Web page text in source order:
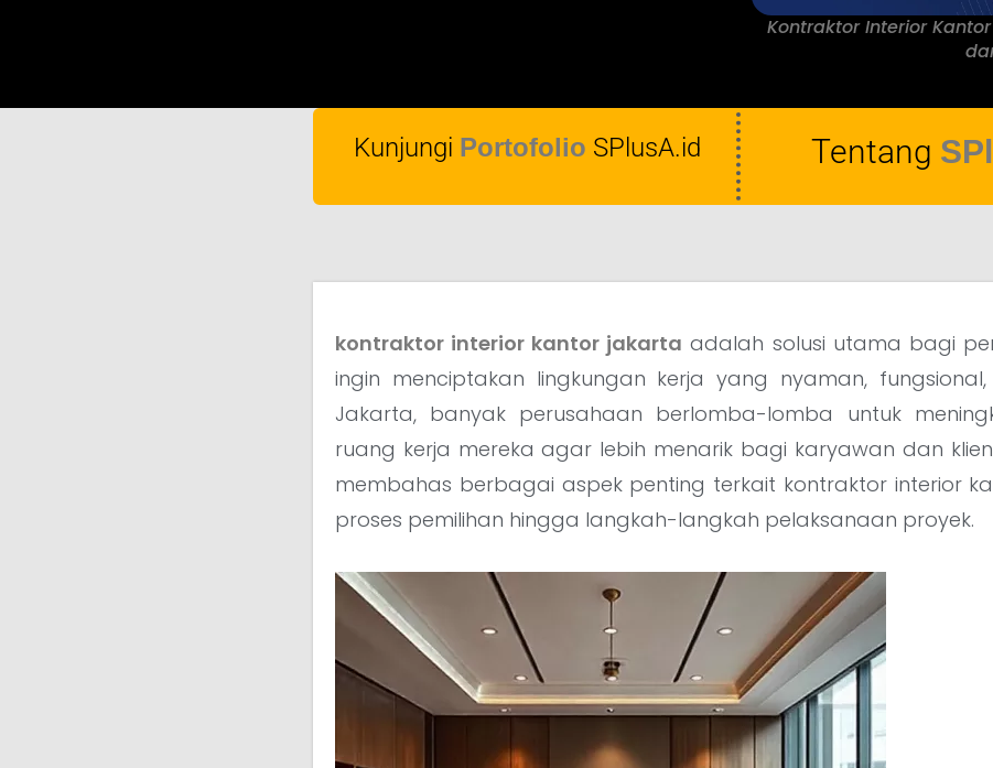
Kontraktor Interior
Kunjungi Portofolio SPlusA.id Tentang
kontraktor interior kantor jakarta adalah solusi utama bagi
ingin menciptakan lingkungan kerja yang nyaman,
Jakarta, banyak perusahaan berlomba-lomba untuk
ruang kerja mereka agar lebih menarik bagi karyawan dan
membahas berbagai aspek penting terkait kontraktor interior
proses pemilihan hingga langkah-langkah pelaksanaan proyek.